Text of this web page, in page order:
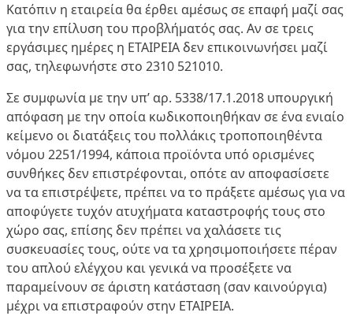
Κατόπιν η εταιρεία θα έρθει αμέσως σε επαφή μαζί σας
για την επίλυση του προβλήματός σας. Αν σε τρεις
εργάσιμες ημέρες η ΕΤΑΙΡΕΙΑ δεν επικοινωνήσει μαζί
σας, τηλεφωνήστε στο 2310 521010.
Σε συμφωνία με την υπ’ αρ. 5338/17.1.2018 υπουργική
απόφαση με την οποία κωδικοποιηθήκαν σε ένα ενιαίο
κείμενο οι διατάξεις του πολλάκις τροποποιηθέντα
νόμου 2251/1994, κάποια προϊόντα υπό ορισμένες
συνθήκες δεν επιστρέφονται, οπότε αν αποφασίσετε
να τα επιστρέψετε, πρέπει να το πράξετε αμέσως για να
αποφύγετε τυχόν ατυχήματα καταστροφής τους στο
χώρο σας, επίσης δεν πρέπει να χαλάσετε τις
συσκευασίες τους, ούτε να τα χρησιμοποιήσετε πέραν
του απλού ελέγχου και γενικά να προσέξετε να
παραμείνουν σε άριστη κατάσταση (σαν καινούργια)
μέχρι να επιστραφούν στην ΕΤΑΙΡΕΙΑ.